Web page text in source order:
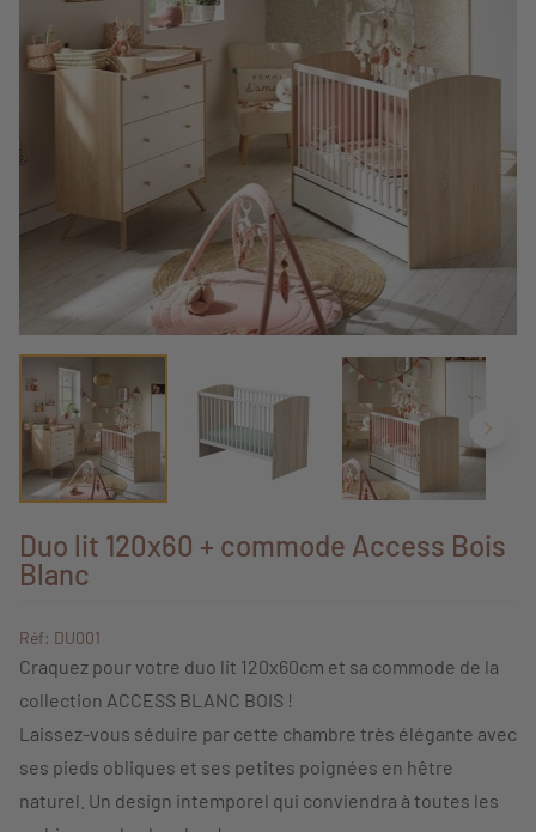
Duo lit 120x60 + commode Access Bois
Blanc
Réf: DU001
Craquez pour votre duo lit 120x60cm et sa commode de la
collection ACCESS BLANC BOIS !
Laissez-vous séduire par cette chambre très élégante avec
ses pieds obliques et ses petites poignées en hêtre
naturel. Un design intemporel qui conviendra à toutes les